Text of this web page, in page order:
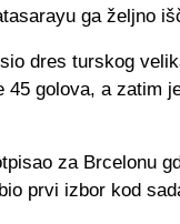
ga željno
dres turskog
45 golova, a zatim
za Brcelonu
prvi izbor kod